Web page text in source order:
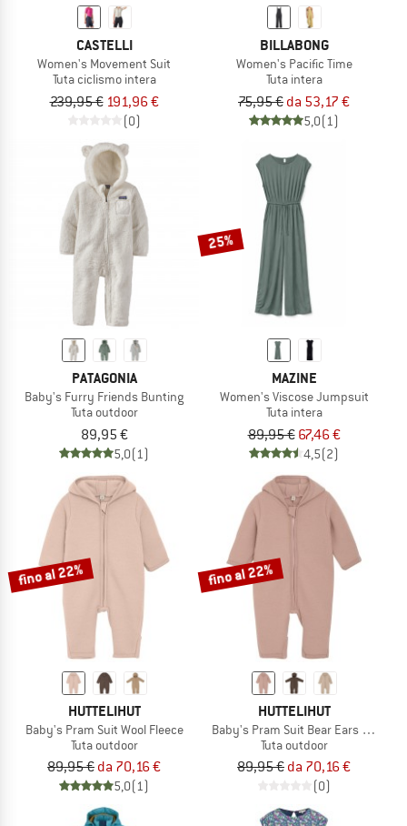
CASTELLI
Women's Movement Suit
Tuta ciclismo intera
239,95 € 191,96 €
(0)
BILLABONG
Women's Pacific Time
Tuta intera
75,95 € da 53,17 €
5,0(1)
PATAGONIA
Baby's Furry Friends Bunting
Tuta outdoor
89,95 €
5,0(1)
25%
MAZINE
Women's Viscose Jumpsuit
Tuta intera
89,95 € 67,46 €
4,5(2)
fino al 22%
HUTTELIHUT
Baby's Pram Suit Wool Fleece
Tuta outdoor
89,95 € da 70,16 €
5,0(1)
fino al 22%
HUTTELIHUT
Baby's Pram Suit Bear Ears Wool
Tuta outdoor
89,95 € da 70,16 €
(0)